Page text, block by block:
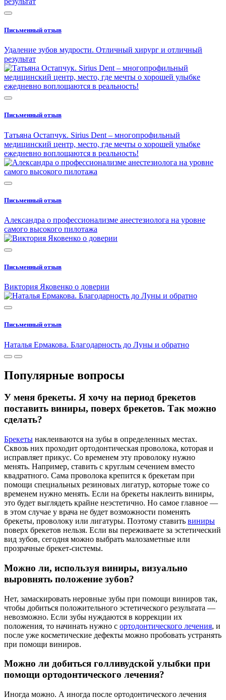
Письменный отзыв
Удаление зубов мудрости. Отличный хирург и отличный
результат
Письменный отзыв
Татьяна Остапчук. Sirius Dent – ​​многопрофильный
медицинский центр, место, где мечты о хорошей улыбке
ежедневно воплощаются в реальность!
Письменный отзыв
Александра о профессионализме анестезиолога на уровне
самого высокого пилотажа
Письменный отзыв
Виктория Яковенко о доверии
Письменный отзыв
Наталья Ермакова. Благодарность до Луны и обратно
Популярные вопросы
У меня брекеты. Я хочу на период брекетов
поставить виниры, поверх брекетов. Так можно
сделать?
Брекеты наклеиваются на зубы в определенных местах.
Сквозь них проходит ортодонтическая проволока, которая и
исправляет прикус. Со временем эту проволоку нужно
менять. Например, ставить с круглым сечением вместо
квадратного. Сама проволока крепится к брекетам при
помощи специальных резиновых лигатур, которые тоже со
временем нужно менять. Если на брекеты наклеить виниры,
это будет выглядеть крайне неэстетично. Но самое главное —
в этом случае у врача не будет возможности поменять
брекеты, проволоку или лигатуры. Поэтому ставить виниры
поверх брекетов нельзя. Если вы переживаете за эстетический
вид зубов, сегодня можно выбрать малозаметные или
прозрачные брекет-системы.
Можно ли, используя виниры, визуально
выровнять положение зубов?
Нет, замаскировать неровные зубы при помощи виниров так,
чтобы добиться положительного эстетического результата —
невозможно. Если зубы нуждаются в коррекции их
положения, то начинать нужно с ортодонтического лечения, и
после уже косметические дефекты можно пробовать устранять
при помощи виниров.
Можно ли добиться голливудской улыбки при
помощи ортодонтического лечения?
Иногда можно. А иногда после ортодонтического лечения